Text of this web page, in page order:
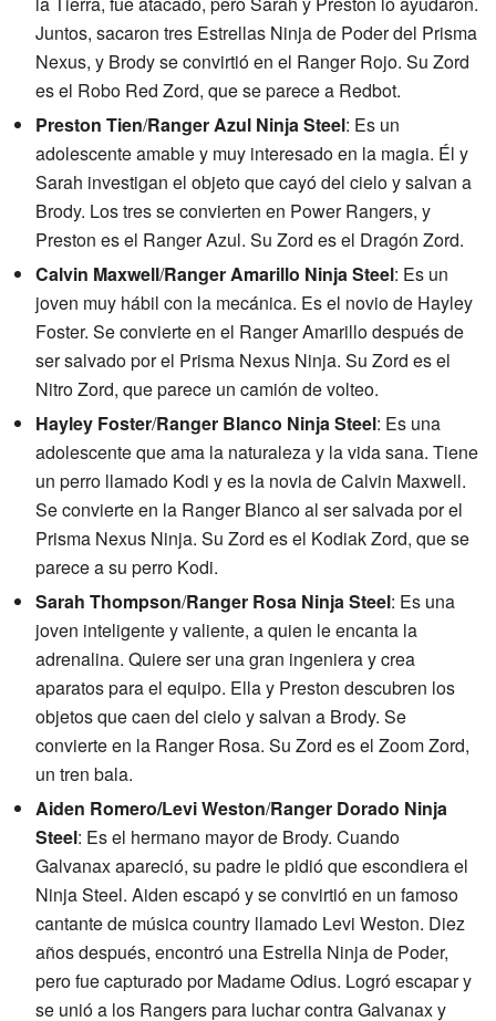
Juntos, sacaron tres Estrellas Ninja de Poder del Prisma
Nexus, y Brody se convirtió en el Ranger Rojo. Su Zord
es el Robo Red Zord, que se parece a Redbot.
Preston Tien/Ranger Azul Ninja Steel: Es un
adolescente amable y muy interesado en la magia. Él y
Sarah investigan el objeto que cayó del cielo y salvan a
Brody. Los tres se convierten en Power Rangers, y
Preston es el Ranger Azul. Su Zord es el Dragón Zord.
Calvin Maxwell/Ranger Amarillo Ninja Steel: Es un
joven muy hábil con la mecánica. Es el novio de Hayley
Foster. Se convierte en el Ranger Amarillo después de
ser salvado por el Prisma Nexus Ninja. Su Zord es el
Nitro Zord, que parece un camión de volteo.
Hayley Foster/Ranger Blanco Ninja Steel: Es una
adolescente que ama la naturaleza y la vida sana. Tiene
un perro llamado Kodi y es la novia de Calvin Maxwell.
Se convierte en la Ranger Blanco al ser salvada por el
Prisma Nexus Ninja. Su Zord es el Kodiak Zord, que se
parece a su perro Kodi.
Sarah Thompson/Ranger Rosa Ninja Steel: Es una
joven inteligente y valiente, a quien le encanta la
adrenalina. Quiere ser una gran ingeniera y crea
aparatos para el equipo. Ella y Preston descubren los
objetos que caen del cielo y salvan a Brody. Se
convierte en la Ranger Rosa. Su Zord es el Zoom Zord,
un tren bala.
Aiden Romero/Levi Weston/Ranger Dorado Ninja
Steel: Es el hermano mayor de Brody. Cuando
Galvanax apareció, su padre le pidió que escondiera el
Ninja Steel. Aiden escapó y se convirtió en un famoso
cantante de música country llamado Levi Weston. Diez
años después, encontró una Estrella Ninja de Poder,
pero fue capturado por Madame Odius. Logró escapar y
se unió a los Rangers para luchar contra Galvanax y